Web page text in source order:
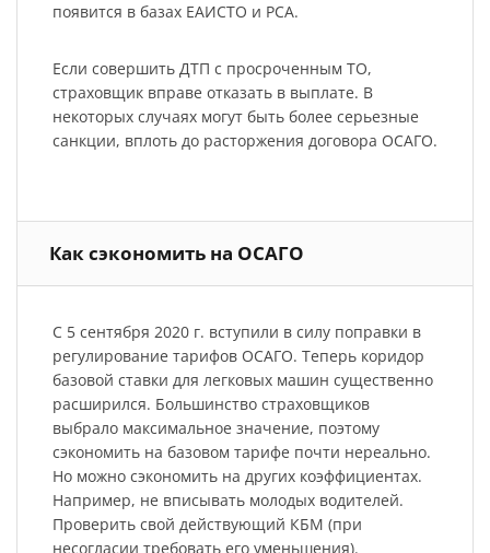
появится в базах ЕАИСТО и РСА.
Если совершить ДТП с просроченным ТО,
страховщик вправе отказать в выплате. В
некоторых случаях могут быть более серьезные
санкции, вплоть до расторжения договора ОСАГО.
Как сэкономить на ОСАГО
С 5 сентября 2020 г. вступили в силу поправки в
регулирование тарифов ОСАГО. Теперь коридор
базовой ставки для легковых машин существенно
расширился. Большинство страховщиков
выбрало максимальное значение, поэтому
сэкономить на базовом тарифе почти нереально.
Но можно сэкономить на других коэффициентах.
Например, не вписывать молодых водителей.
Проверить свой действующий КБМ (при
несогласии требовать его уменьшения).